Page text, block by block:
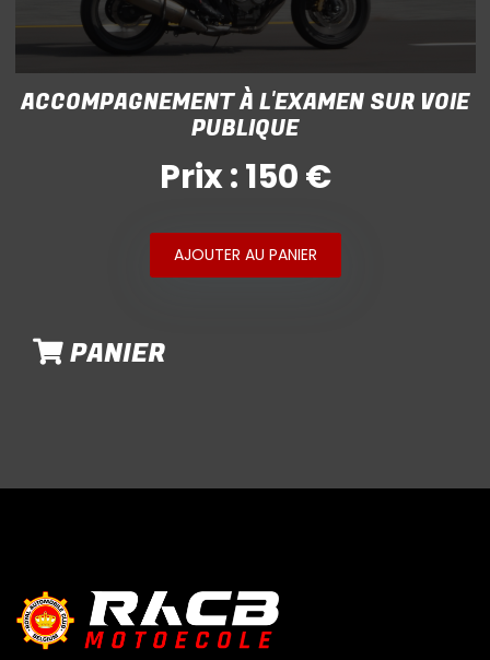
ACCOMPAGNEMENT À L'EXAMEN SUR VOIE
PUBLIQUE
Prix : 150 €
AJOUTER AU PANIER
PANIER